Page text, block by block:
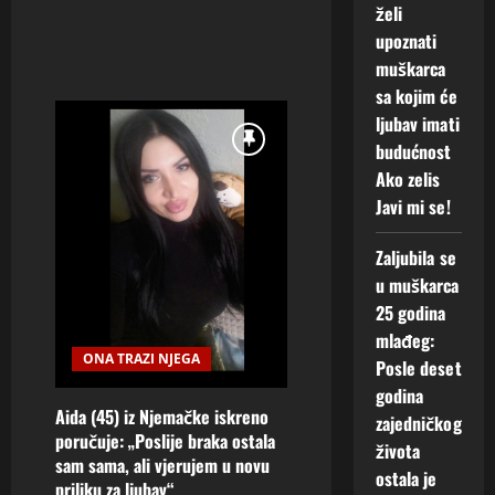
ONA TRAZI NJEGA
Aida (45) iz Njemačke iskreno
poručuje: „Poslije braka ostala
sam sama, ali vjerujem u novu
0
želi
upoznati
muškarca
sa kojim će
ljubav imati
budućnost
Ako zelis
Javi mi se!
Zaljubila se
u muškarca
25 godina
mlađeg:
Posle deset
godina
zajedničkog
života
ostala je